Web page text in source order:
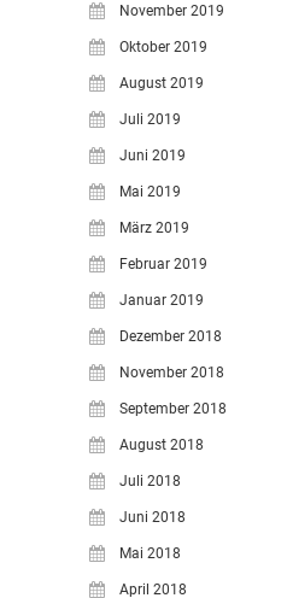
November 2019
Oktober 2019
August 2019
Juli 2019
Juni 2019
Mai 2019
März 2019
Februar 2019
Januar 2019
Dezember 2018
November 2018
September 2018
August 2018
Juli 2018
Juni 2018
Mai 2018
April 2018